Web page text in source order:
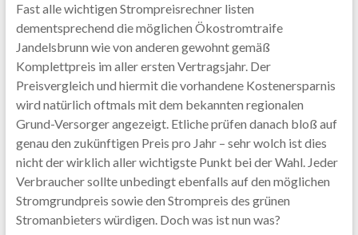
Fast alle wichtigen Strompreisrechner listen
dementsprechend die möglichen Ökostromtraife
Jandelsbrunn wie von anderen gewohnt gemäß
Komplettpreis im aller ersten Vertragsjahr. Der
Preisvergleich und hiermit die vorhandene Kostenersparnis
wird natürlich oftmals mit dem bekannten regionalen
Grund-Versorger angezeigt. Etliche prüfen danach bloß auf
genau den zukünftigen Preis pro Jahr – sehr wolch ist dies
nicht der wirklich aller wichtigste Punkt bei der Wahl. Jeder
Verbraucher sollte unbedingt ebenfalls auf den möglichen
Stromgrundpreis sowie den Strompreis des grünen
Stromanbieters würdigen. Doch was ist nun was?